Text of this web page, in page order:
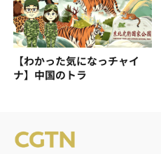
【わかった気になっチャイ
ナ】中国のトラ